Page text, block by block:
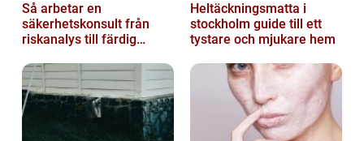
Så arbetar en
säkerhetskonsult från
riskanalys till färdig
Heltäckningsmatta i
stockholm guide till ett
tystare och mjukare hem